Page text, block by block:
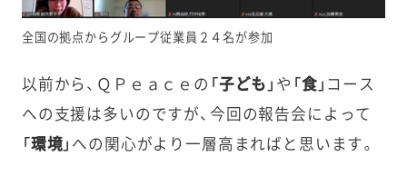
全国の拠点からグループ従業員２４名が参加
以前から、ＱＰｅａｃｅの 「子ども」 や 「食」 コース
への支援は多いのですが、今回の報告会によって
「環境」 への関心がより一層高まればと思います。